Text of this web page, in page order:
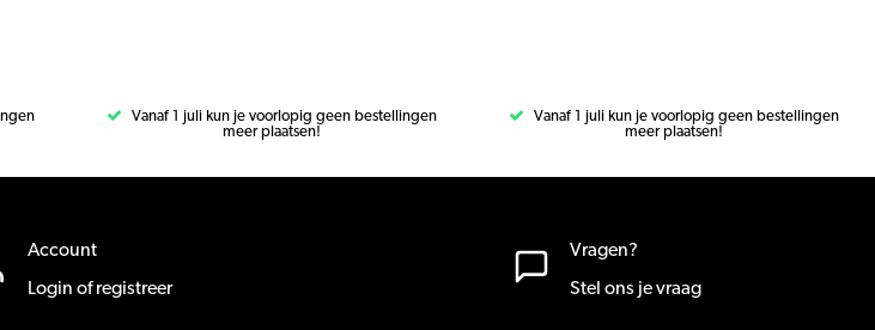
Vanaf 1 juli kun je voorlopig geen bestellingen
meer plaatsen!
Vanaf 1 juli kun je voorlopig geen bestellingen
meer plaatsen!
Account
Login of registreer
Vragen?
Stel ons je vraag